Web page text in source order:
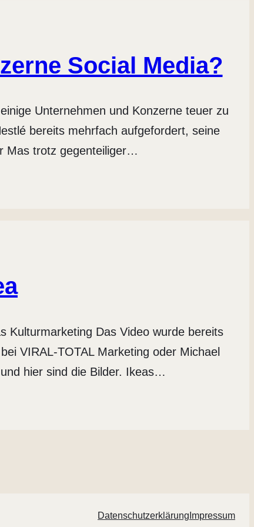
Social Media?
Unternehmen und Konzerne teuer zu
bereits mehrfach aufgefordert, seine
Mas trotz gegenteiliger…
Kulturmarketing Das Video wurde bereits
VIRAL-TOTAL Marketing oder Michael
hier sind die Bilder. Ikeas…
Datenschutzerklärung Impressum